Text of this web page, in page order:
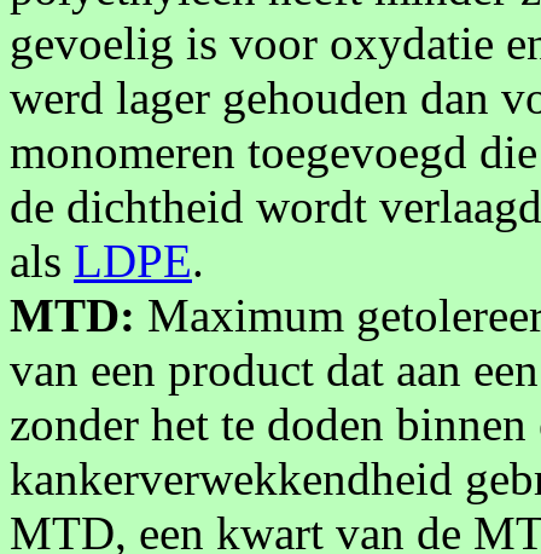
gevoelig is voor oxydatie
werd lager gehouden dan
monomeren toegevoegd
de dichtheid wordt
als LDPE.
MTD: Maximum
van een product dat aan
zonder het te doden
kankerverwekkendheid
MTD, een kwart van de